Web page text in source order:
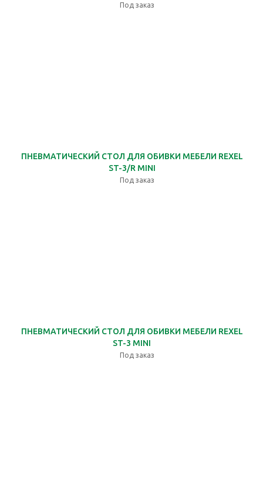
Под заказ
ПНЕВМАТИЧЕСКИЙ СТОЛ ДЛЯ ОБИВКИ МЕБЕЛИ REXEL
ST-3/R MINI
Под заказ
ПНЕВМАТИЧЕСКИЙ СТОЛ ДЛЯ ОБИВКИ МЕБЕЛИ REXEL
ST-3 MINI
Под заказ